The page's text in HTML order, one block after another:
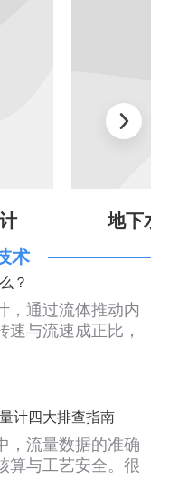
地下水
术
？
，通过流体推动内
与流速成正比，
计四大排查指南
，流量数据的准确
算与工艺安全。很